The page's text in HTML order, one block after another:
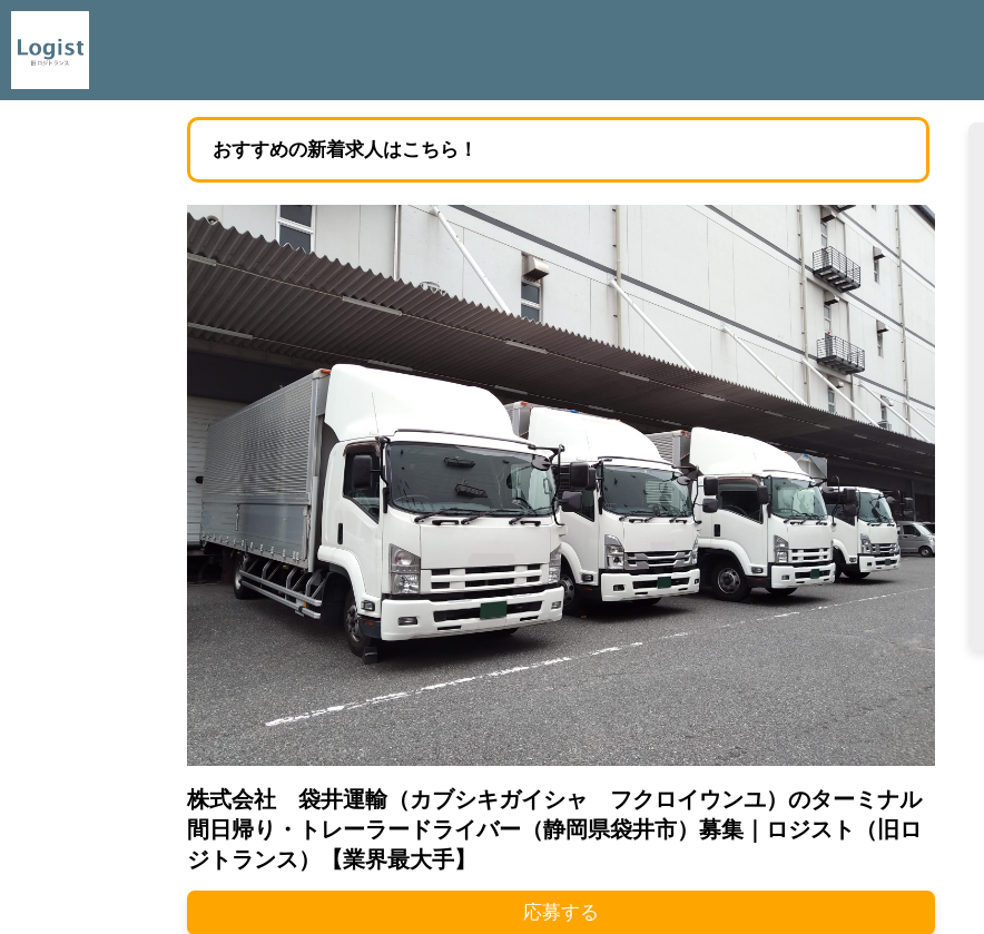
おすすめの新着求人はこちら！
株式会社 袋井運輸（カブシキガイシャ フクロイウンユ）のターミナル
間日帰り・トレーラードライバー（静岡県袋井市）募集｜ロジスト（旧ロ
ジトランス）【業界最大手】
応募する